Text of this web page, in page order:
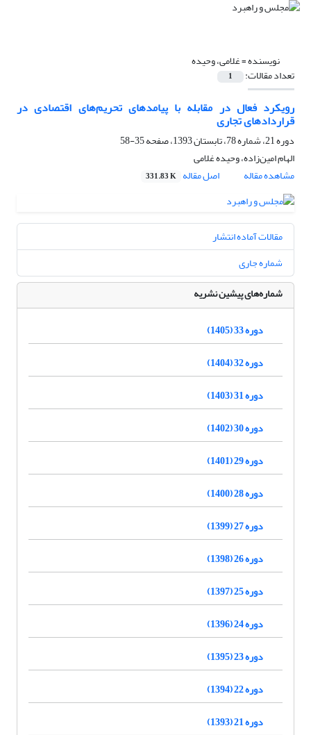
نویسنده =غلامی، وحیده
تعداد مقالات: 1
رویکرد فعال در مقابله با پیامدهای تحریم‌های اقتصادی در
قراردادهای تجاری
دوره 21، شماره 78، تابستان 1393، صفحه
35-58
الهام امین‌زاده، وحیده غلامی
مشاهده مقاله
اصل مقاله 331.83 K
مقالات آماده انتشار
شماره جاری
شماره‌های پیشین نشریه
دوره 33 (1405)
دوره 32 (1404)
دوره 31 (1403)
دوره 30 (1402)
دوره 29 (1401)
دوره 28 (1400)
دوره 27 (1399)
دوره 26 (1398)
دوره 25 (1397)
دوره 24 (1396)
دوره 23 (1395)
دوره 22 (1394)
دوره 21 (1393)